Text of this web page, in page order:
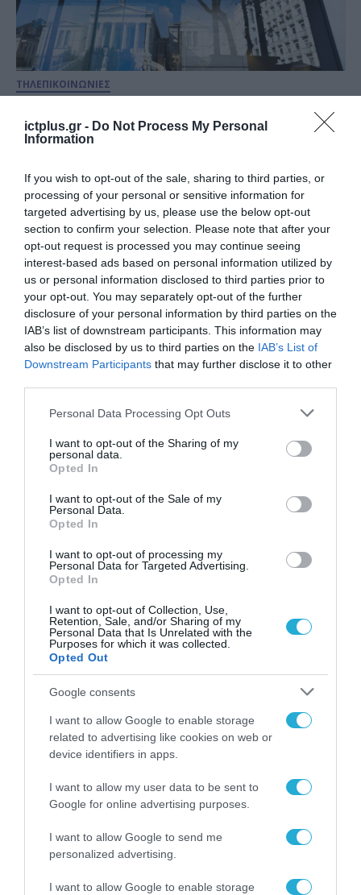
ictplus.gr - Do Not Process My Personal
Information
If you wish to opt-out of the sale, sharing to third parties, or
processing of your personal or sensitive information for
targeted advertising by us, please use the below opt-out
section to confirm your selection. Please note that after your
opt-out request is processed you may continue seeing
interest-based ads based on personal information utilized by
us or personal information disclosed to third parties prior to
your opt-out. You may separately opt-out of the further
disclosure of your personal information by third parties on the
IAB’s list of downstream participants. This information may
also be disclosed by us to third parties on the IAB’s List of
Downstream Participants that may further disclose it to other
Please note that this website/app uses one or more Google
not limited to your visit or usage behaviour. You may click to
grant or deny consent to Google and its third-party tags to
use your data for below specified purposes in below Google
consent section.
Personal Data Processing Opt Outs
I want to opt-out of the Sharing of my
personal data.
Opted In
I want to opt-out of the Sale of my
Personal Data.
Opted In
I want to opt-out of processing my
Personal Data for Targeted Advertising.
Opted In
I want to opt-out of Collection, Use,
Retention, Sale, and/or Sharing of my
Personal Data that Is Unrelated with the
Purposes for which it was collected.
Opted Out
Google consents
I want to allow Google to enable storage
related to advertising like cookies on web or
device identifiers in apps.
I want to allow my user data to be sent to
Google for online advertising purposes.
I want to allow Google to send me
personalized advertising.
I want to allow Google to enable storage
ΤΗΛΕΠΙΚΟΙΝΩΝΙΕΣ
πολιτική με στόχο την ενίσχυση
11.11.2022
ΤΗΛΕΠΙΚΟΙΝΩΝΙΕΣ
Επιχειρηματικό «πολυεργαλείο»
ο ΟΤΕ. Μπαίνει από τις
ταχυμεταφορές μέχρι και τις
διαφημιστικές υπηρεσίες
09.02.2022
ΟΙΚΟΝΟΜΙΚΑ ΑΠΟΤΕΛΕΣΜΑΤΑ
Υπερδιπλασιασμός τζίρου,
χρηστών και νέα σχέδια για το
BOX του ΟΤΕ